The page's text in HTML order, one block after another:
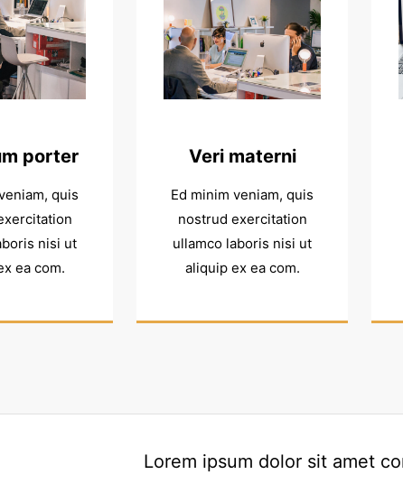
porter
quis
nisi ut
ea com.
Veri materni
Ed minim veniam, quis
nostrud exercitation
ullamco laboris nisi ut
aliquip ex ea com.
Lorem ipsum dolor sit amet